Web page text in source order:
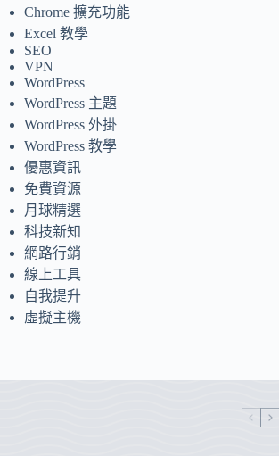
Chrome 擴充功能
Excel 教學
SEO
VPN
WordPress
WordPress 主題
WordPress 外掛
WordPress 教學
優惠資訊
免費資源
月球精選
科技新知
網路行銷
線上工具
自我提升
虛擬主機